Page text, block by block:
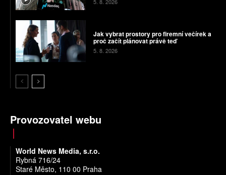
5. 8. 2026
Jak vybrat prostory pro firemní večírek a
proč začít plánovat právě teď
5. 8. 2026
Provozovatel webu
World News Media, s.r.o.
Rybná 716/24
Staré Město, 110 00 Praha